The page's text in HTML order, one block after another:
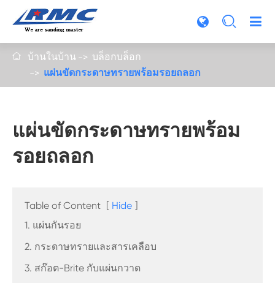

 บ้านในบ้าน
บล็อกบล็อก
แผ่นขัดกระดาษทรายพร้อมรอยถลอก
แผ่นขัดกระดาษทรายพร้อม
รอยถลอก
Table of Content [ Hide ]
1. แผ่นกันรอย
2. กระดาษทรายและสารเคลือบ
3. สก๊อต-Brite กับแผ่นกวาด